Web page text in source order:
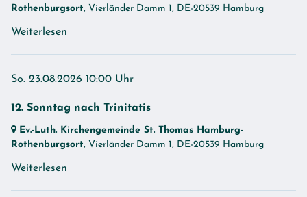
Rothenburgsort, Vierländer Damm 1, DE-20539 Hamburg
Weiterlesen
So. 23.08.2026 10:00 Uhr
12. Sonntag nach Trinitatis
Ev.-Luth. Kirchengemeinde St. Thomas Hamburg-
Rothenburgsort, Vierländer Damm 1, DE-20539 Hamburg
Weiterlesen